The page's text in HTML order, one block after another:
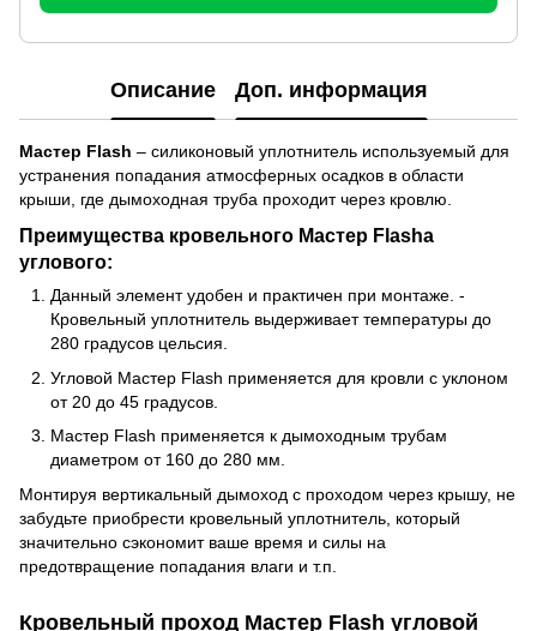
Описание Доп. информация
Мастер Flash – силиконовый уплотнитель используемый для
устранения попадания атмосферных осадков в области
крыши, где дымоходная труба проходит через кровлю.
Преимущества кровельного Мастер Flasha
углового:
Данный элемент удобен и практичен при монтаже. -
Кровельный уплотнитель выдерживает температуры до
280 градусов цельсия.
Угловой Мастер Flash применяется для кровли с уклоном
от 20 до 45 градусов.
Мастер Flash применяется к дымоходным трубам
диаметром от 160 до 280 мм.
Монтируя вертикальный дымоход с проходом через крышу, не
забудьте приобрести кровельный уплотнитель, который
значительно сэкономит ваше время и силы на
предотвращение попадания влаги и т.п.
Кровельный проход Мастер Flash угловой